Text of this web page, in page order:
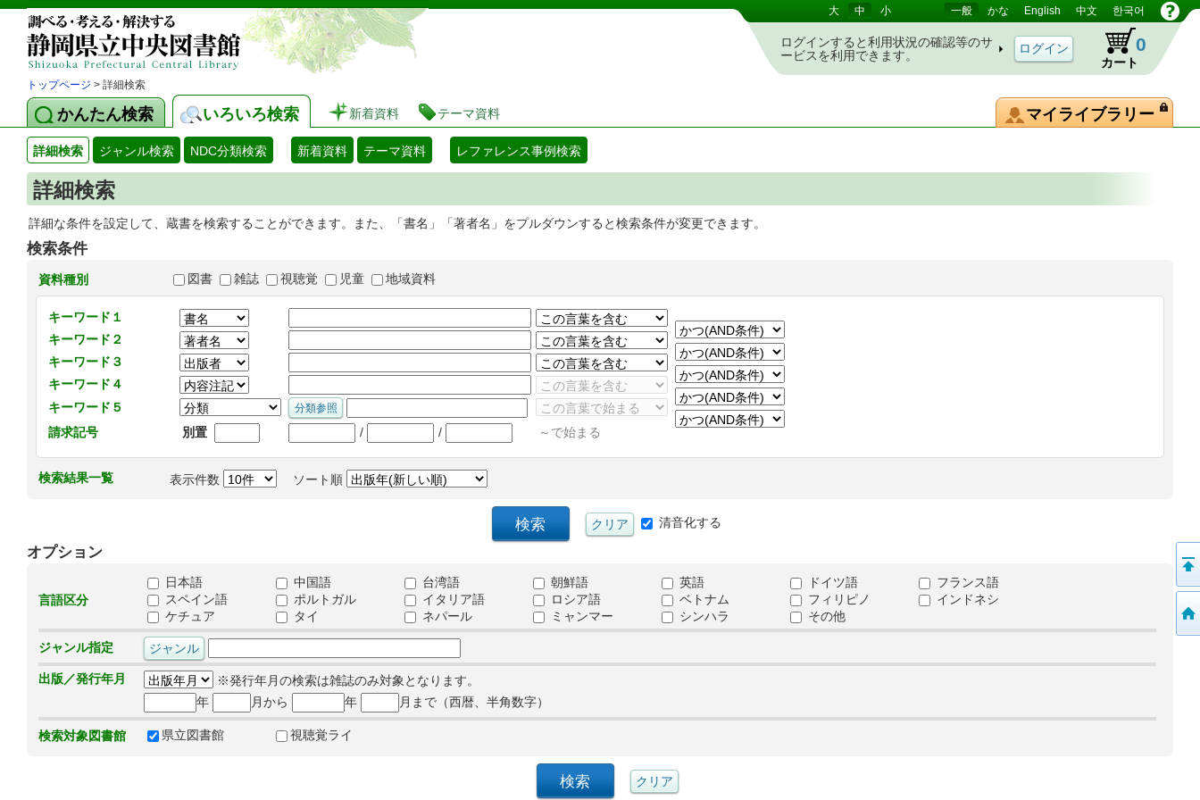
静岡県立図書館 蔵書検索・予約システム 大 中 小 一般 かな English 中文 한국어
ログインすると利用状況の確認等のサ
ービスを利用できます。
カート
0
トップページ > 詳細検索
かんたん検索 いろいろ検索 新着資料 テーマ資料 マイライブラリー
詳細検索 ジャンル検索 NDC分類検索 新着資料 テーマ資料 レファレンス事例検索
詳細検索
詳細な条件を設定して、蔵書を検索することができます。また、「書名」「著者名」をプルダウンすると検索条件が変更できます。
検索条件
資料種別 図書 雑誌 視聴覚 児童 地域資料
キーワード１
キーワード２
キーワード３
キーワード４
キーワード５
請求記号
別置 / / ～で始まる
検索結果一覧 表示件数 ソート順
清音化する
オプション
言語区分
日本語 中国語 台湾語 朝鮮語 英語 ドイツ語
フランス語
スペイン語
ポルトガル イタリア語 ロシア語 ベトナム フィリピノ
インドネシ
ケチュア
タイ ネパール ミャンマー シンハラ その他
ジャンル指定
出版／発行年月
※発行年月の検索は雑誌のみ対象となります。
年
月から 年 月まで（西暦、半角数字）
検索対象図書館 県立図書館 視聴覚ライ